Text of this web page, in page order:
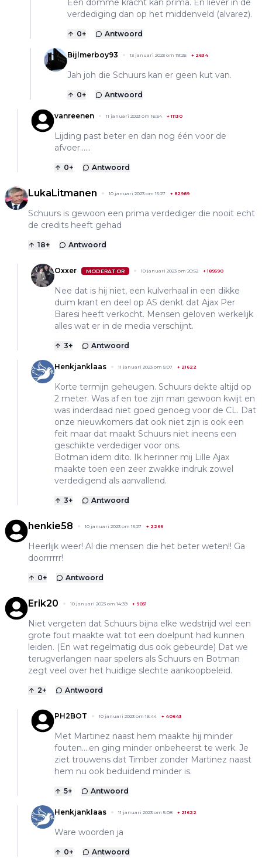
Één domme kracht kan prima. En liever in de
verdediging dan op het middenveld (alvarez).
0+ Antwoord
Bijlmerboy93 13 januari 2023 om 19:26 + 2634
Jah joh die Schuurs kan er geen kut van.
0+ Antwoord
vanreenen 11 januari 2023 om 16:54 +11130
Lijding past beter en dan nog één voor de
afvoer......
0+ Antwoord
LukaLitmanen 10 januari 2023 om 15:27 + 82989
Schuurs is gewoon een prima verdediger die nooit echt
de credits heeft gehad
18+ Antwoord
Oxxer MODERATOR 10 januari 2023 om 20:52 +189590
Nee dat is hij niet, een kulverhaal in een dikke
duim krant en deel op AS denkt dat Ajax Per
Baresi heeft verkocht. Mensen geloven werkelijk
alles wat er in de media verschijnt.
3+ Antwoord
Henkjanklaas 11 januari 2023 om 5:07 + 21622
Korte termijn geheugen. Schuurs dekte altijd op
2 meter. Was af en toe zijn man gewoon kwijt en
was inderdaad niet goed genoeg voor de CL. Dat
onze nieuwkomers dat ook niet zijn is ook een
feit maar dat maakt Schuurs niet ineens een
geschikte verdediger voor ons.
Botman idem dito. Ik herinner mij Lille Ajax
maakte toen een zeer zwakke indruk zowel
verdedigend als aanvallend.
3+ Antwoord
henkie58 10 januari 2023 om 15:27 + 2266
Heerlijk weer! Al die mensen die het beter weten!! Ga
doorrrrrr!
0+ Antwoord
Erik20 10 januari 2023 om 14:39 + 9051
Niet vergeten dat Schuurs bijna elke wedstrijd wel een
grote fout maakte wat tot een doelpunt had kunnen
leiden. (En wat regelmatig dus ook gebeurde) Dat we
terugverlangen naar spelers als Schuurs en Botman
zegt veel over het huidige slechte aankoopbeleid.
2+ Antwoord
PH2BOT 10 januari 2023 om 16:44 + 40643
Met Martinez naast hem maakte hij minder
fouten....en ging minder onbeheerst te werk. Je
ziet trouwens dat Timber zonder Martinez naast
hem nu ook beduidend minder is.
5+ Antwoord
Henkjanklaas 11 januari 2023 om 5:08 + 21622
Ware woorden ja
0+ Antwoord